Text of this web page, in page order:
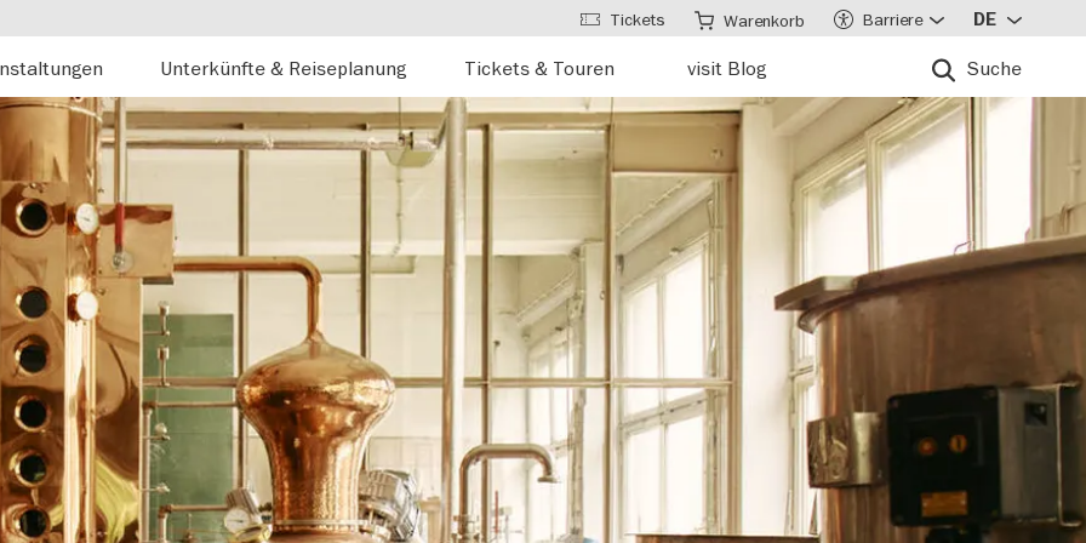
Unterkünfte & Reiseplanung Tickets & Touren visit Blog Suche
Tickets Warenkorb Barriere DE